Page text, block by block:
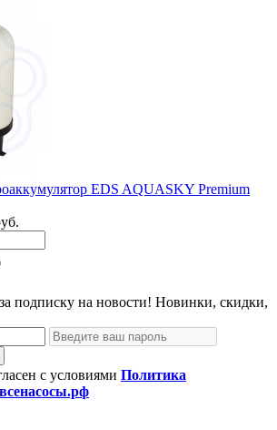
EDS AQUASKY Premium
подписку на новости! Новинки, скидки,
с условиями Политика